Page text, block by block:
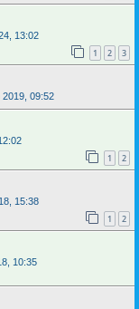
13:02
1 2 3
09:52
1 2
15:38
1 2
10:35